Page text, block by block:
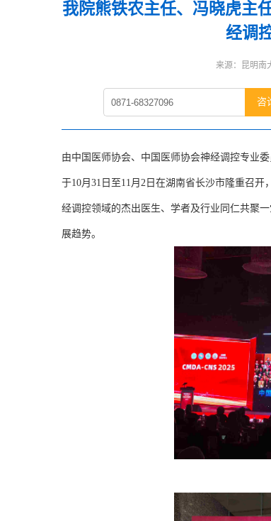
我院熊铁农主任、冯晓虎主
经调
来源：昆明南
咨
由中国医师协会、中国医师协会神经调控专业
于10月31日至11月2日在湖南省长沙市隆重召
经调控领域的杰出医生、学者及行业同仁共聚
展趋势。